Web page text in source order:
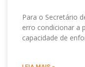
Para o Secretário
erro condicionar a
capacidade de